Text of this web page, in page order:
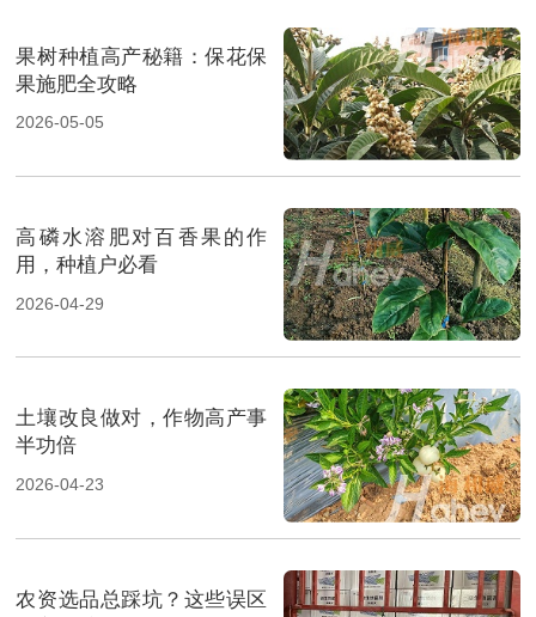
果树种植高产秘籍：保花保
果施肥全攻略
2026-05-05
高磷水溶肥对百香果的作
用，种植户必看
2026-04-29
土壤改良做对，作物高产事
半功倍
2026-04-23
农资选品总踩坑？这些误区